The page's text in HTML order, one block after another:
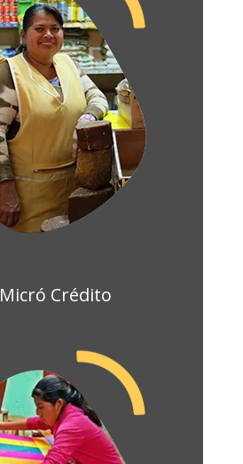
Micró Crédito